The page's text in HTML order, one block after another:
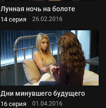
Лунная ночь на болоте
14 серия 26.02.2016
Дни минувшего будущего
16 серия 01.04.2016